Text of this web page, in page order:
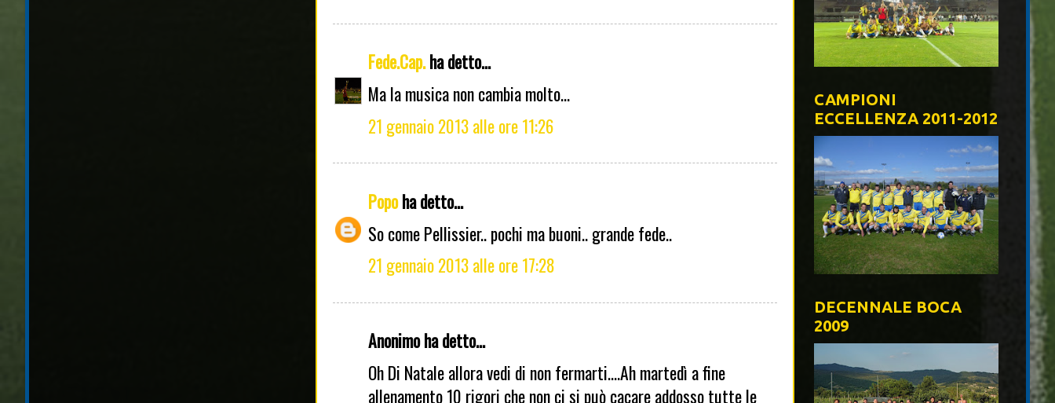
Fede.Cap.ha detto...
Ma la musica non cambia molto...
21 gennaio 2013 alle ore 11:26
Popoha detto...
So come Pellissier.. pochi ma buoni.. grande fede..
21 gennaio 2013 alle ore 17:28
Anonimo ha detto...
Oh Di Natale allora vedi di non fermarti....Ah martedì a fine
allenamento 10 rigori che non ci si può cacare addosso tutte le
CAMPIONI
ECCELLENZA 2011-2012
DECENNALE BOCA
2009